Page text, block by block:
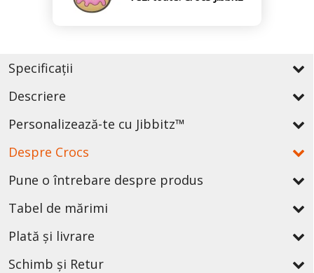
Specificații
Descriere
Personalizează-te cu Jibbitz™
Despre Crocs
Pune o întrebare despre produs
Tabel de mărimi
Plată și livrare
Schimb și Retur